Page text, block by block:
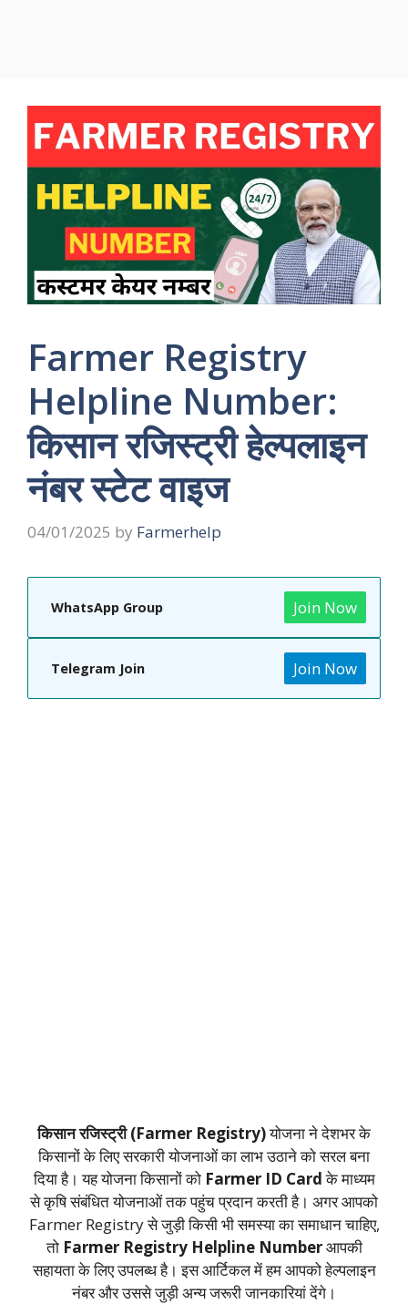
Farmer Registry
Helpline Number:
किसान रजिस्ट्री हेल्पलाइन
नंबर स्टेट वाइज
04/01/2025 by Farmerhelp
WhatsApp Group Join Now
Telegram Join Join Now
किसान रजिस्ट्री (Farmer Registry)योजना ने देशभर के
किसानों के लिए सरकारी योजनाओं का लाभ उठाने को सरल बना
दिया है। यह योजना किसानों को Farmer ID Cardके माध्यम
से कृषि संबंधित योजनाओं तक पहुंच प्रदान करती है। अगर आपको
Farmer Registry से जुड़ी किसी भी समस्या का समाधान चाहिए,
तो Farmer Registry Helpline Numberआपकी
सहायता के लिए उपलब्ध है। इस आर्टिकल में हम आपको हेल्पलाइन
नंबर और उससे जुड़ी अन्य जरूरी जानकारियां देंगे।